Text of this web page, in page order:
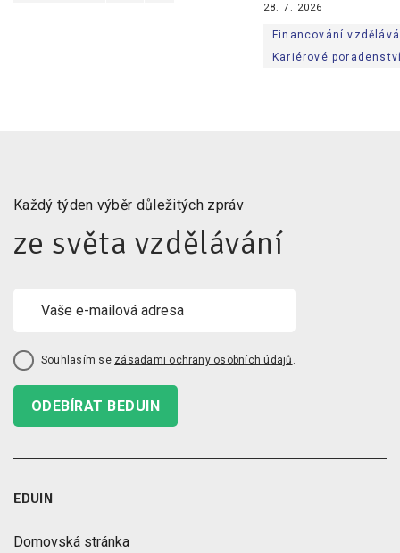
28. 7. 2026
Financování
Kariérové
Každý týden výběr důležitých zpráv
ze světa vzdělávání
Souhlasím se zásadami ochrany osobních údajů .
ODEBÍRAT BEDUIN
EDUIN
Domovská stránka